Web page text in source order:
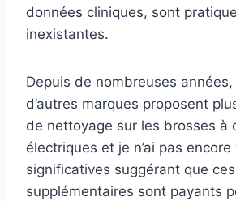
données cliniques, sont
inexistantes.
Depuis de nombreuses
d’autres marques proposent
de nettoyage sur les brosses à
électriques et je n’ai pas
significatives suggérant que
supplémentaires sont payants